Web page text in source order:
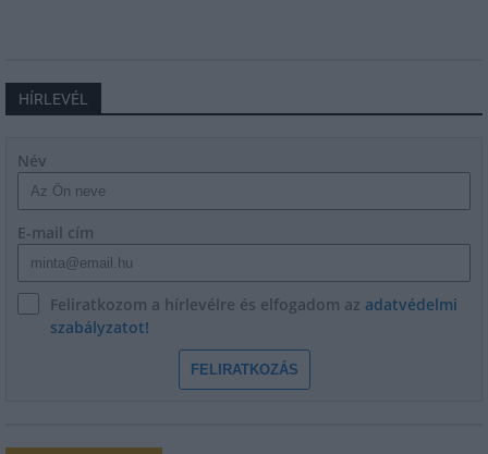
HÍRLEVÉL
Név
E-mail cím
Feliratkozom a hírlevélre és elfogadom az adatvédelmi
szabályzatot!
FELIRATKOZÁS